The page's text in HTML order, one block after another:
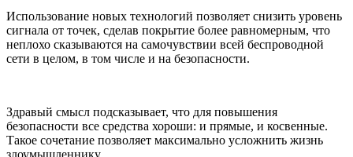
Использование новых технологий позволяет снизить уровень
сигнала от точек, сделав покрытие более равномерным, что
неплохо сказываются на самочувствии всей беспроводной
сети в целом, в том числе и на безопасности.
Здравый смысл подсказывает, что для повышения
безопасности все средства хороши: и прямые, и косвенные.
Такое сочетание позволяет максимально усложнить жизнь
злоумышленнику.